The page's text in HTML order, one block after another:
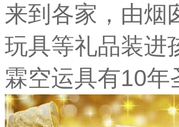
来到各家，由烟
玩具等礼品装进
霖空运具有10年